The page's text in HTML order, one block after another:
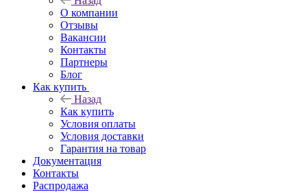
О компании
Отзывы
Вакансии
Контакты
Партнеры
Блог
Как купить
Назад
Как купить
Условия оплаты
Условия доставки
Гарантия на товар
Документация
Контакты
Распродажа